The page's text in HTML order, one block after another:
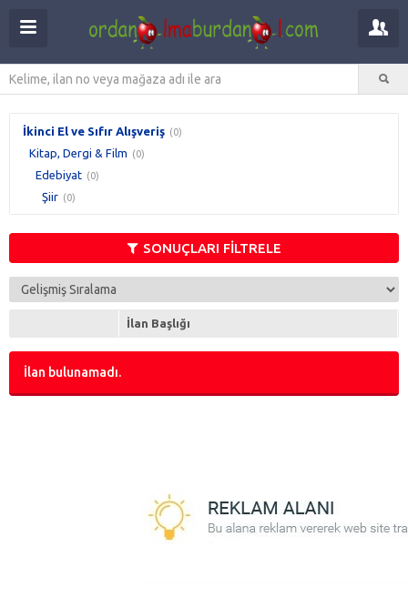
İkinci El ve Sıfır Alışveriş (0)
Kitap, Dergi & Film (0)
Edebiyat (0)
Şiir (0)
SONUÇLARI FİLTRELE
İlan Başlığı
İlan bulunamadı.